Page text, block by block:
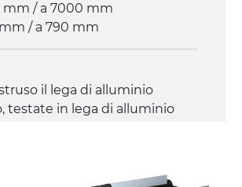
mm / a 7000 mm
/ a 790 mm
il lega di alluminio
testate in lega di alluminio